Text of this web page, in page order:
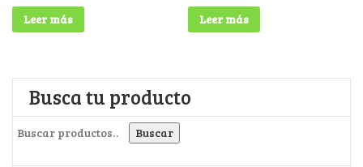
Leer más Leer más
Busca tu producto
Buscar